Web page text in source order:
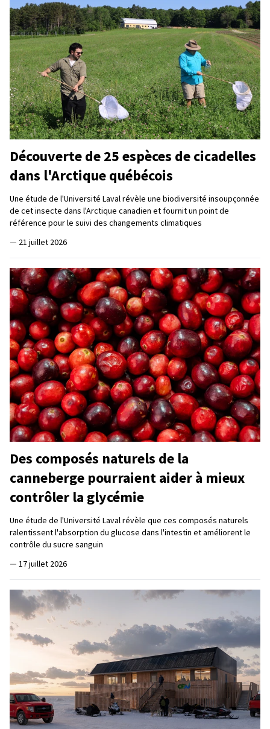
Découverte de 25 espèces de cicadelles
dans l'Arctique québécois
Une étude de l'Université Laval révèle une biodiversité insoupçonnée
de cet insecte dans l'Arctique canadien et fournit un point de
référence pour le suivi des changements climatiques
— 21 juillet 2026
Des composés naturels de la
canneberge pourraient aider à mieux
contrôler la glycémie
Une étude de l'Université Laval révèle que ces composés naturels
ralentissent l'absorption du glucose dans l'intestin et améliorent le
contrôle du sucre sanguin
— 17 juillet 2026